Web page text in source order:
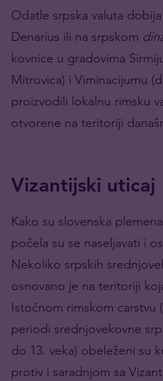
Odatle srpska valuta
Denarius ili na srpskom
kovnice u gradovima
Mitrovica) i Viminacijumu
proizvodili lokalnu rimsku
otvorene na teritoriji
Vizantijski uticaj
Kako su slovenska
počela su se naseljavati i
Nekoliko srpskih
osnovano je na teritoriji
Istočnom rimskom carstvu
periodi srednjovekovne
do 13. veka) obeleženi su
protiv i saradnjom sa